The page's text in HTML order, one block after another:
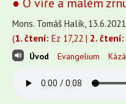
Mons. Tomáš Halík,
(1. čtení: Ez 17,22 | 2. čtení:
Úvod Evangelium